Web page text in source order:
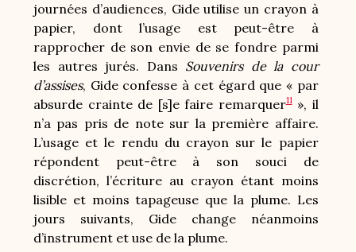
journées d’audiences, Gide utilise un crayon à
papier, dont l’usage est peut-être à
rapprocher de son envie de se fondre parmi
les autres jurés. Dans Souvenirs de la cour
d’assises, Gide confesse à cet égard que « par
absurde crainte de [s]e faire remarquer11», il
n’a pas pris de note sur la première affaire.
L’usage et le rendu du crayon sur le papier
répondent peut-être à son souci de
discrétion, l’écriture au crayon étant moins
lisible et moins tapageuse que la plume. Les
jours suivants, Gide change néanmoins
d’instrument et use de la plume.